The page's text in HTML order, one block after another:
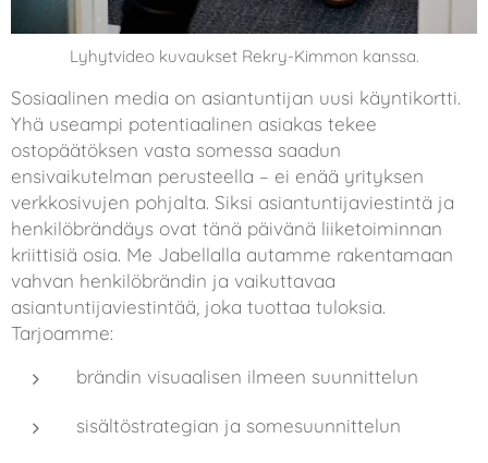
Lyhytvideo kuvaukset Rekry-Kimmon kanssa.
Sosiaalinen media on asiantuntijan uusi käyntikortti.
Yhä useampi potentiaalinen asiakas tekee
ostopäätöksen vasta somessa saadun
ensivaikutelman perusteella – ei enää yrityksen
verkkosivujen pohjalta. Siksi asiantuntijaviestintä ja
henkilöbrändäys ovat tänä päivänä liiketoiminnan
kriittisiä osia. Me Jabellalla autamme rakentamaan
vahvan henkilöbrändin ja vaikuttavaa
asiantuntijaviestintää, joka tuottaa tuloksia.
Tarjoamme:
brändin visuaalisen ilmeen suunnittelun
sisältöstrategian ja somesuunnittelun